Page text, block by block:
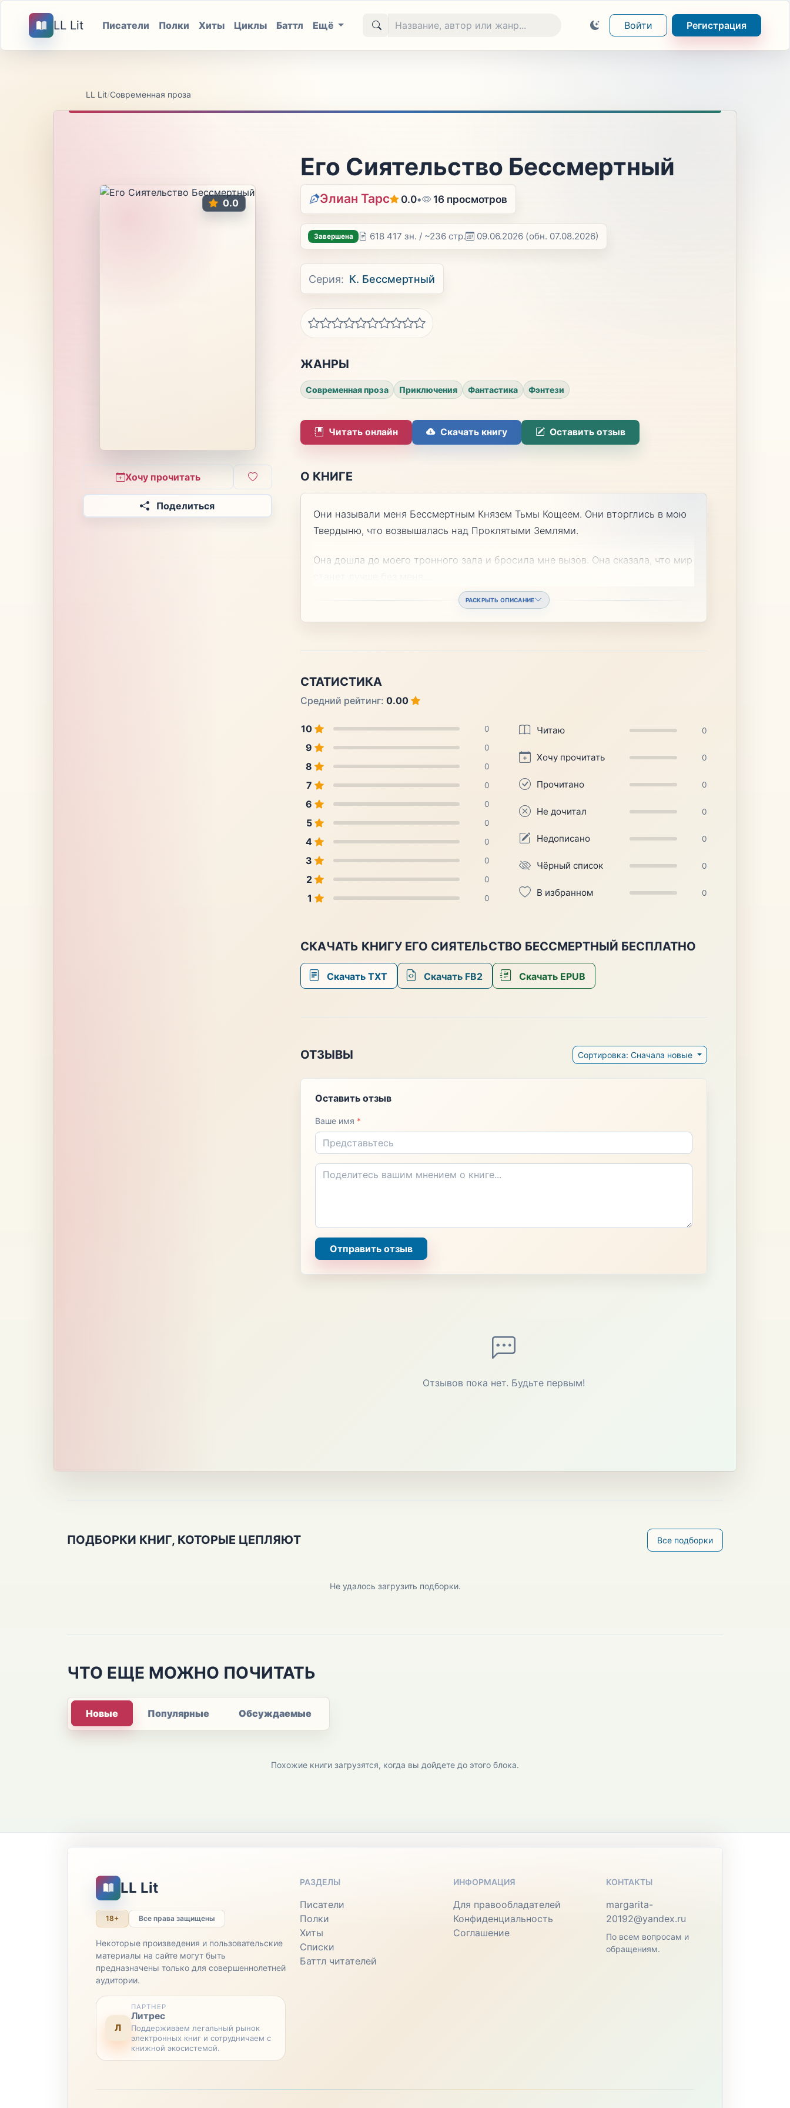
LL Lit Писатели Полки Хиты Циклы Баттл Ещё Войти Регистрация
LL Lit/Современная проза
0.0
Хочу прочитать
Поделиться
Его Сиятельство Бессмертный
Элиан Тарс 0.0• 16 просмотров
Завершена 618 417 зн. / ~236 стр. 09.06.2026 (обн. 07.08.2026)
Серия: К. Бессмертный
ЖАНРЫ
Современная проза Приключения Фантастика Фэнтези
Читать онлайн Скачать книгу Оставить отзыв
О КНИГЕ
Они называли меня Бессмертным Князем Тьмы Кощеем. Они вторглись в мою
Твердыню, что возвышалась над Проклятыми Землями.
Она дошла до моего тронного зала и бросила мне вызов. Она сказала, что мир
РАСКРЫТЬ ОПИСАНИЕ
СТАТИСТИКА
Средний рейтинг: 0.00
10 0
9 0
8 0
7 0
6 0
5 0
4 0
3 0
2 0
1 0
Читаю 0
Хочу прочитать 0
Прочитано 0
Не дочитал 0
Недописано 0
Чёрный список 0
В избранном 0
СКАЧАТЬ КНИГУ ЕГО СИЯТЕЛЬСТВО БЕССМЕРТНЫЙ БЕСПЛАТНО
Скачать TXT Скачать FB2 Скачать EPUB
ОТЗЫВЫ Сортировка: Сначала новые
Оставить отзыв
Ваше имя *
Отправить отзыв
Отзывов пока нет. Будьте первым!
ПОДБОРКИ КНИГ, КОТОРЫЕ ЦЕПЛЯЮТ Все подборки
Не удалось загрузить подборки.
ЧТО ЕЩЕ МОЖНО ПОЧИТАТЬ
Новые Популярные Обсуждаемые
Похожие книги загрузятся, когда вы дойдете до этого блока.
LL Lit
18+ Все права защищены
Некоторые произведения и пользовательские
материалы на сайте могут быть
предназначены только для совершеннолетней
аудитории.
Л
ПАРТНЕР
Литрес
Поддерживаем легальный рынок
электронных книг и сотрудничаем с
книжной экосистемой.
РАЗДЕЛЫ
Писатели
Полки
Хиты
Списки
Баттл читателей
ИНФОРМАЦИЯ
Для правообладателей
Конфиденциальность
Соглашение
КОНТАКТЫ
margarita-
20192@yandex.ru
По всем вопросам и
обращениям.